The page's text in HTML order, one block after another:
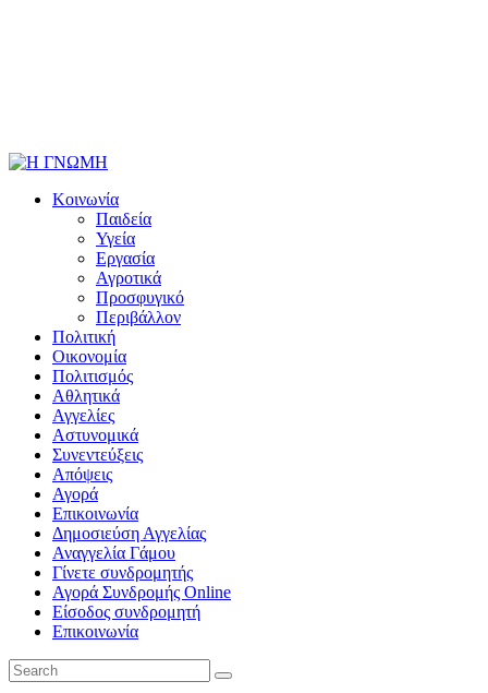
Κοινωνία
Παιδεία
Υγεία
Εργασία
Αγροτικά
Προσφυγικό
Περιβάλλον
Πολιτική
Οικονομία
Πολιτισμός
Αθλητικά
Αγγελίες
Αστυνομικά
Συνεντεύξεις
Απόψεις
Αγορά
Επικοινωνία
Δημοσιεύση Αγγελίας
Αναγγελία Γάμου
Γίνετε συνδρομητής
Αγορά Συνδρομής Online
Είσοδος συνδρομητή
Επικοινωνία